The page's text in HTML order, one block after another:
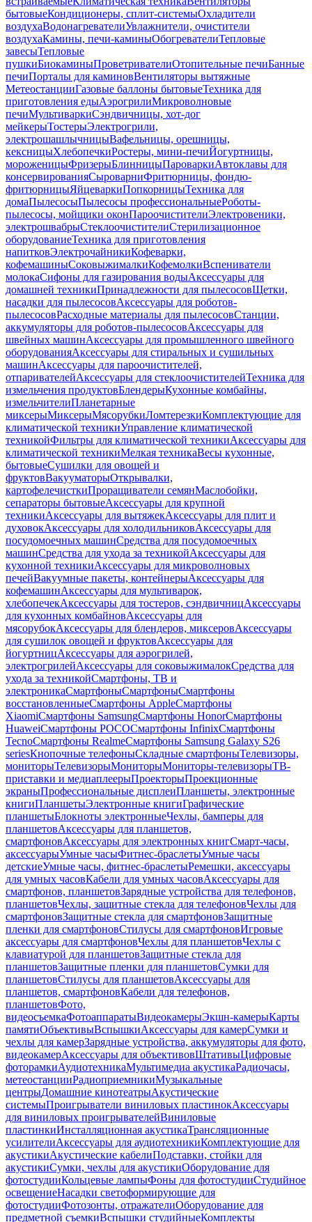
бытовыеКондиционеры, сплит-системыОхладители
воздухаВодонагревателиУвлажнители, очистители
воздухаКамины, печи-каминыОбогревателиТепловые
завесыТепловые
пушкиБиокаминыПроветривателиОтопительные печиБанные
печиПорталы для каминовВентиляторы вытяжные
МетеостанцииГазовые баллоны бытовыеТехника для
приготовления едыАэрогрилиМикроволновые
печиМультиваркиСэндвичницы, хот-дог
мейкерыТостерыЭлектрогрили,
электрошашлычницыВафельницы, орешницы,
кексницыХлебопечкиРостеры, мини-печиЙогуртницы,
мороженицыФризерыБлинницыПароваркиАвтоклавы для
консервированияСыроварниФритюрницы, фондю-
фритюрницыЯйцеваркиПопкорницыТехника для
домаПылесосыПылесосы профессиональныеРоботы-
пылесосы, мойщики оконПароочистителиЭлектровеники,
электрошвабрыСтеклоочистителиСтерилизационное
оборудованиеТехника для приготовления
напитковЭлектрочайникиКофеварки,
кофемашиныСоковыжималкиКофемолкиВспениватели
молокаСифоны для газирования водыАксессуары для
домашней техникиПринадлежности для пылесосовЩетки,
насадки для пылесосовАксессуары для роботов-
пылесосовРасходные материалы для пылесосовСтанции,
аккумуляторы для роботов-пылесосовАксессуары для
швейных машинАксессуары для промышленного швейного
оборудованияАксессуары для стиральных и сушильных
машинАксессуары для пароочистителей,
отпаривателейАксессуары для стеклоочистителейТехника для
измельчения продуктовБлендерыКухонные комбайны,
измельчителиПланетарные
миксерыМиксерыМясорубкиЛомтерезкиКомплектующие для
климатической техникиУправление климатической
техникойФильтры для климатической техникиАксессуары для
климатической техникиМелкая техникаВесы кухонные,
бытовыеСушилки для овощей и
фруктовВакууматорыОткрывалки,
картофелечисткиПроращиватели семянМаслобойки,
сепараторы бытовыеАксессуары для крупной
техникиАксессуары для вытяжекАксессуары для плит и
духовокАксессуары для холодильниковАксессуары для
посудомоечных машинСредства для посудомоечных
машинСредства для ухода за техникойАксессуары для
кухонной техникиАксессуары для микроволновых
печейВакуумные пакеты, контейнерыАксессуары для
кофемашинАксессуары для мультиварок,
хлебопечекАксессуары для тостеров, сэндвичницАксессуары
для кухонных комбайновАксессуары для
мясорубокАксессуары для блендеров, миксеровАксессуары
для сушилок овощей и фруктовАксессуары для
йогуртницАксессуары для аэрогрилей,
электрогрилейАксессуары для соковыжималокСредства для
ухода за техникойСмартфоны, ТВ и
электроникаСмартфоныСмартфоныСмартфоны
восстановленныеСмартфоны AppleСмартфоны
XiaomiСмартфоны SamsungСмартфоны HonorСмартфоны
HuaweiСмартфоны POCOСмартфоны InfinixСмартфоны
TecnoСмартфоны RealmeСмартфоны Samsung Galaxy S26
seriesКнопочные телефоныСкладные смартфоныТелевизоры,
мониторыТелевизорыМониторыМониторы-телевизорыТВ-
приставки и медиаплеерыПроекторыПроекционные
экраныПрофессиональные дисплеиПланшеты, электронные
книгиПланшетыЭлектронные книгиГрафические
планшетыБлокноты электронныеЧехлы, бамперы для
планшетовАксессуары для планшетов,
смартфоновАксессуары для электронных книгСмарт-часы,
аксессуарыУмные часыФитнес-браслетыУмные часы
детскиеУмные часы, фитнес-браслетыРемешки, аксессуары
для умных часовКабели для умных часовАксессуары для
смартфонов, планшетовЗарядные устройства для телефонов,
планшетовЧехлы, защитные стекла для телефоновЧехлы для
смартфоновЗащитные стекла для смартфоновЗащитные
пленки для смартфоновСтилусы для смартфоновИгровые
аксессуары для смартфоновЧехлы для планшетовЧехлы с
клавиатурой для планшетовЗащитные стекла для
планшетовЗащитные пленки для планшетовСумки для
планшетовСтилусы для планшетовАксессуары для
планшетов, смартфоновКабели для телефонов,
планшетовФото,
видеосъемкаФотоаппаратыВидеокамерыЭкшн-камерыКарты
памятиОбъективыВспышкиАксессуары для камерСумки и
чехлы для камерЗарядные устройства, аккумуляторы для фото,
видеокамерАксессуары для объективовШтативыЦифровые
фоторамкиАудиотехникаМультимедиа акустикаРадиочасы,
метеостанцииРадиоприемникиМузыкальные
центрыДомашние кинотеатрыАкустические
системыПроигрыватели виниловых пластинокАксессуары
для виниловых проигрывателейВиниловые
пластинкиИнсталляционная акустикаТрансляционные
усилителиАксессуары для аудиотехникиКомплектующие для
акустикиАкустические кабелиПодставки, стойки для
акустикиСумки, чехлы для акустикиОборудование для
фотостудииКольцевые лампыФоны для фотостудииСтудийное
освещениеНасадки светоформирующие для
фотостудииФотозонты, отражателиОборудование для
предметной съемкиВспышки студийныеКомплекты